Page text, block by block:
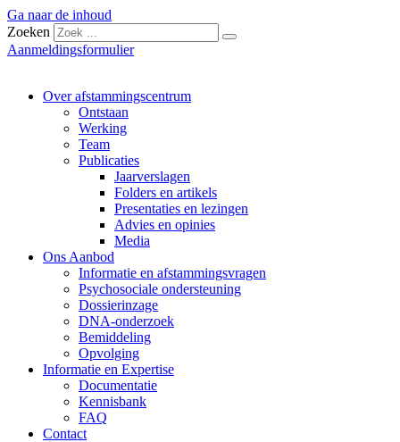
Ga naar de inhoud
Zoeken
Aanmeldingsformulier
Over afstammingscentrum
Ontstaan
Werking
Team
Publicaties
Jaarverslagen
Folders en artikels
Presentaties en lezingen
Advies en opinies
Media
Ons Aanbod
Informatie en afstammingsvragen
Psychosociale ondersteuning
Dossierinzage
DNA-onderzoek
Bemiddeling
Opvolging
Informatie en Expertise
Documentatie
Kennisbank
FAQ
Contact